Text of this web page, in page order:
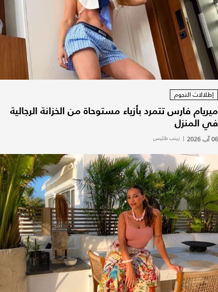
إطلالات النجوم
ميريام فارس تتمرد بأزياء مستوحاة من الخزانة الرجالية
في المنزل
06 آب 2026 | زينب طليس